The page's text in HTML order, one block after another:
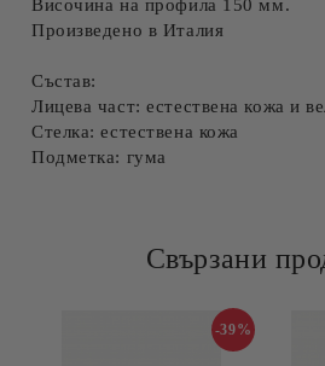
Височина на профила 150 мм.
Произведено в Италия
Състав:
Лицева част: естествена кожа и
Стелка: естествена кожа
Подметка: гума
Свързани
-39%